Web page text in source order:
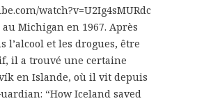
watch?v=U2Ig4sMURdc
Michigan en 1967. Après
l’alcool et les drogues, être
il a trouvé une certaine
en Islande, où il vit depuis
“How Iceland saved